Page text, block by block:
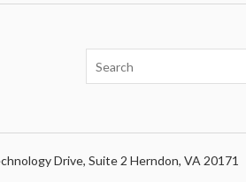
Drive, Suite 2 Herndon, VA 20171